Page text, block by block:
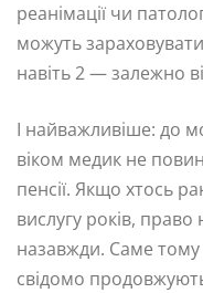
реанімації чи
можуть
навіть 2 — залежно
І найважливіше: до
віком медик не
пенсії. Якщо хтось
вислугу років,
назавжди. Саме тому
свідомо